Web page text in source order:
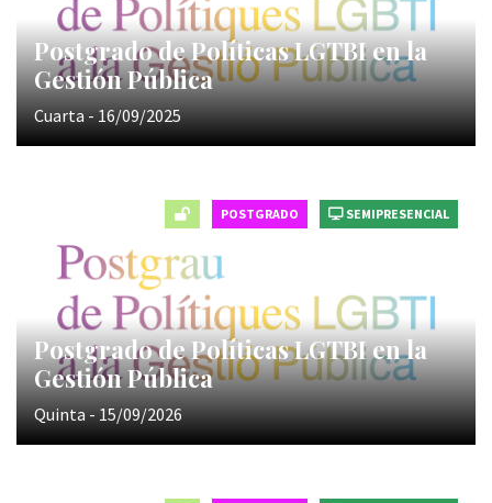
Postgrado de Políticas LGTBI en la
Gestión Pública
Cuarta - 16/09/2025
POSTGRADO SEMIPRESENCIAL
Postgrado de Políticas LGTBI en la
Gestión Pública
Quinta - 15/09/2026